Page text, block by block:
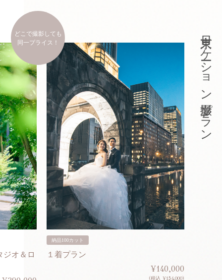
どこで撮影しても
同一プライス！
ジオ＆ロ
納品100カット
１着プラン
¥140,000
(税込 ¥154,000)
東京ロケーション撮影プラン